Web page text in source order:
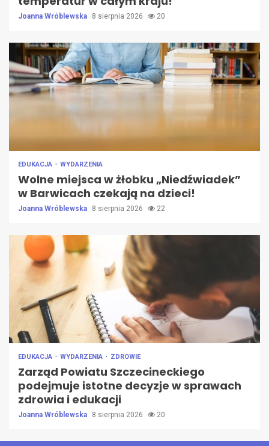
Joanna Wróblewska 8 sierpnia 2026 20
EDUKACJA WYDARZENIA
Wolne miejsca w żłobku „Niedźwiadek”
w Barwicach czekają na dzieci!
Joanna Wróblewska 8 sierpnia 2026 22
EDUKACJA WYDARZENIA ZDROWIE
Zarząd Powiatu Szczecineckiego
podejmuje istotne decyzje w sprawach
zdrowia i edukacji
Joanna Wróblewska 8 sierpnia 2026 20